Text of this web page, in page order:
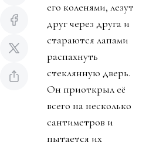
его коленями, лезут
друг через друга и
стараются лапами
распахнуть
стеклянную дверь.
Он приоткрыл её
всего на несколько
сантиметров и
пытается их